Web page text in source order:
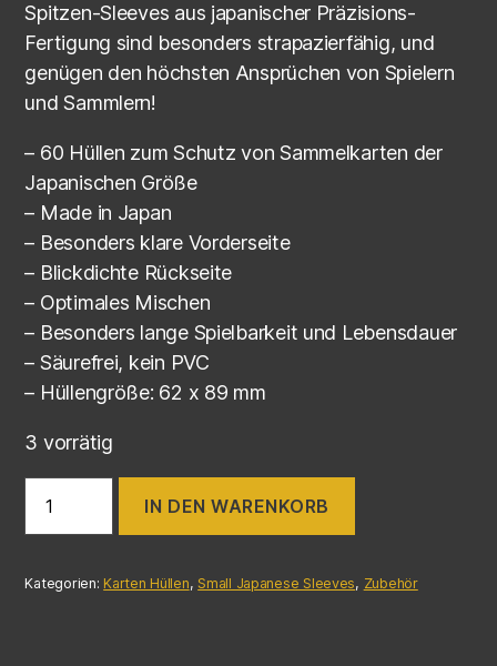
Spitzen-Sleeves aus japanischer Präzisions-
Fertigung sind besonders strapazierfähig, und
genügen den höchsten Ansprüchen von Spielern
und Sammlern!
– 60 Hüllen zum Schutz von Sammelkarten der
Japanischen Größe
– Made in Japan
– Besonders klare Vorderseite
– Blickdichte Rückseite
– Optimales Mischen
– Besonders lange Spielbarkeit und Lebensdauer
– Säurefrei, kein PVC
– Hüllengröße: 62 x 89 mm
3 vorrätig
IN DEN WARENKORB
Kategorien: Karten Hüllen, Small Japanese Sleeves, Zubehör